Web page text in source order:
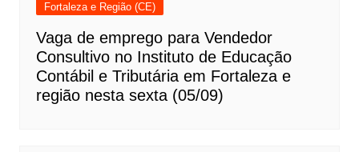
Fortaleza e Região (CE)
Vaga de emprego para Vendedor
Consultivo no Instituto de Educação
Contábil e Tributária em Fortaleza e
região nesta sexta (05/09)